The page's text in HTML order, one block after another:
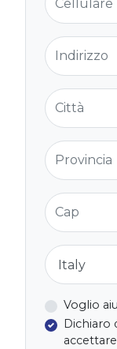
Indirizzo
Città
Provincia
Cap
Nazione
Voglio
Dichiaro